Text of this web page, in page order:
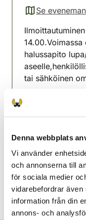
Denna webbplats
Vi använder
och annonserna till
för sociala medier
vidarebefordrar även
information från din
annons- och
Se
(avautuu
halussapito
tai sähköinen
Södra